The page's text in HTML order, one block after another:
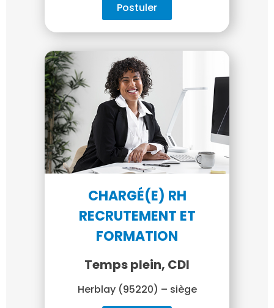
Postuler
CHARGÉ(E) RH
RECRUTEMENT ET
FORMATION
Temps plein, CDI
Herblay (95220) – siège